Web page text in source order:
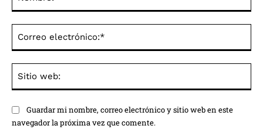
Guardar mi nombre, correo electrónico y sitio web en este
navegador la próxima vez que comente.